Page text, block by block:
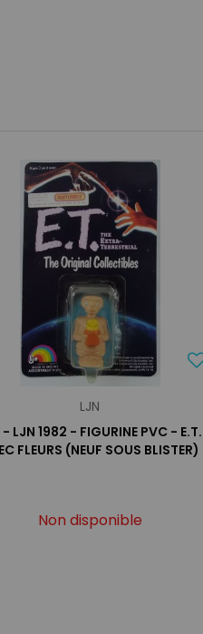
LJN
- LJN 1982 - FIGURINE PVC - E.T.
FLEURS (NEUF SOUS BLISTER)
Non disponible